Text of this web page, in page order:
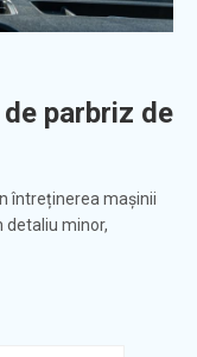
parbriz de
întreținerea mașinii
detaliu minor,